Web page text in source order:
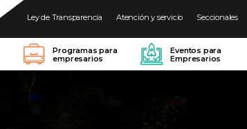
Ley de Transparencia Atención y servicio Seccionales
Programas para
empresarios
Eventos para
Empresarios